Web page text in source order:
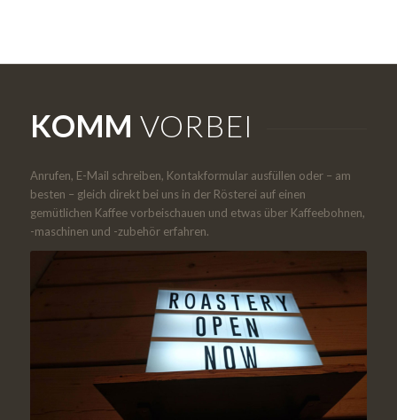
KOMM VORBEI
Anrufen, E-Mail schreiben, Kontakformular ausfüllen oder – am
besten – gleich direkt bei uns in der Rösterei auf einen
gemütlichen Kaffee vorbeischauen und etwas über Kaffeebohnen,
-maschinen und -zubehör erfahren.